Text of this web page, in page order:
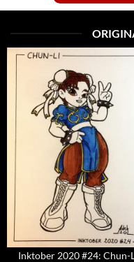
Inktober 2020 #24: Chun-